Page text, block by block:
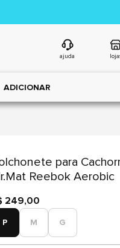
ajuda
ADICIONAR
para
Reebok Aerobic
249,00
P M G